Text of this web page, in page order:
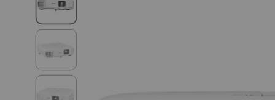
fin
de
galerie
d’images